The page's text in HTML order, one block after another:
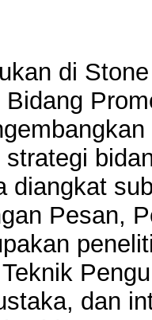
di
diangkat
Pesan,
dan